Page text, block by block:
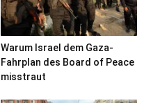
Warum Israel dem Gaza-
Fahrplan des Board of Peace
misstraut